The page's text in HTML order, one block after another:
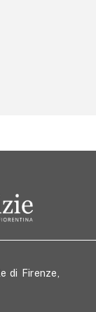
di Firenze,